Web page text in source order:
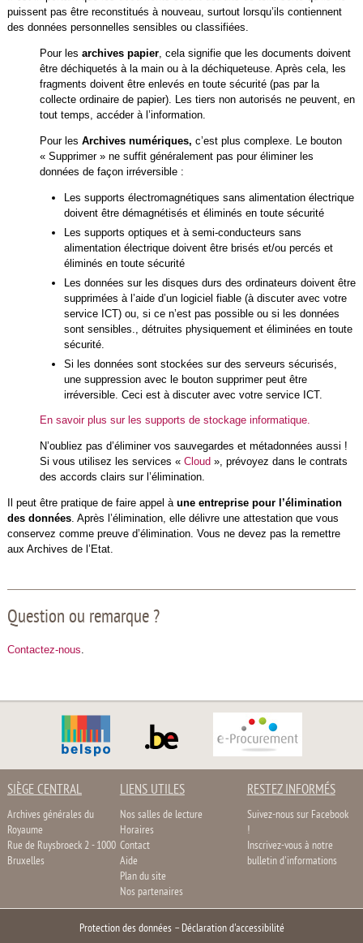
puissent pas être reconstitués à nouveau, surtout lorsqu’ils contiennent
des données personnelles sensibles ou classifiées.
Pour les archives papier, cela signifie que les documents doivent
être déchiquetés à la main ou à la déchiqueteuse. Après cela, les
fragments doivent être enlevés en toute sécurité (pas par la
collecte ordinaire de papier). Les tiers non autorisés ne peuvent, en
tout temps, accéder à l’information.
Pour les Archives numériques, c’est plus complexe. Le bouton
« Supprimer » ne suffit généralement pas pour éliminer les
données de façon irréversible :
Les supports électromagnétiques sans alimentation électrique
doivent être démagnétisés et éliminés en toute sécurité
Les supports optiques et à semi-conducteurs sans
alimentation électrique doivent être brisés et/ou percés et
éliminés en toute sécurité
Les données sur les disques durs des ordinateurs doivent être
supprimées à l’aide d’un logiciel fiable (à discuter avec votre
service ICT) ou, si ce n’est pas possible ou si les données
sont sensibles., détruites physiquement et éliminées en toute
sécurité.
Si les données sont stockées sur des serveurs sécurisés,
une suppression avec le bouton supprimer peut être
irréversible. Ceci est à discuter avec votre service ICT.
En savoir plus sur les supports de stockage informatique.
N’oubliez pas d’éliminer vos sauvegardes et métadonnées aussi !
Si vous utilisez les services « Cloud », prévoyez dans le contrats
des accords clairs sur l’élimination.
Il peut être pratique de faire appel à une entreprise pour l’élimination
des données. Après l’élimination, elle délivre une attestation que vous
conservez comme preuve d’élimination. Vous ne devez pas la remettre
aux Archives de l’Etat.
Question ou remarque ?
Contactez-nous
SIÈGE CENTRAL
Archives générales du
Royaume
Rue de Ruysbroeck 2 - 1000
Bruxelles
LIENS UTILES
Nos salles de lecture
Horaires
Contact
Aide
Plan du site
Nos partenaires
RESTEZ INFORMÉS
Suivez-nous sur Facebook
!
Inscrivez-vous à notre
bulletin d'informations
Protection des données– Déclaration d'accessibilité